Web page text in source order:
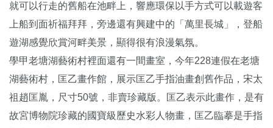
就可以行走的舊船在池畔上，響應環保以手方式可以載遊客
上船到面祈福拜拜，旁邊還有興建中的「萬里長城」，登船
遊湖感覺欣賞河畔美景，顯得很有浪漫氣氛。
學甲老塘湖藝術村裡面還有一間畫室，今年228連假在老塘
湖藝術村，匡乙畫作館，展示匡乙手指油畫創舊作品，宋太
祖趙匡胤，尺寸50號，非賣珍藏版。匡乙表示此畫作，是有
故宮博物院珍藏的國寶級歷史水彩人物畫，匡乙臨摹是手指